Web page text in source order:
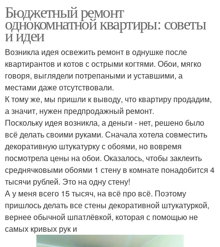
Бюджетный ремонт
однокомнатной квартиры: советы
и идеи
Возникла идея освежить ремонт в однушке после
квартирантов и котов с острыми когтями. Обои, мягко
говоря, выглядели потрепаными и уставшими, а
местами даже отсутствовали.
К тому же, мы пришли к выводу, что квартиру продадим,
а значит, нужен предпродажный ремонт.
Поскольку идея возникла, а деньги - нет, решено было
всё делать своими руками. Сначала хотела совместить
декоративную штукатурку с обоями, но вовремя
посмотрела цены на обои. Оказалось, чтобы заклеить
среднячковыми обоями 1 стену в комнате понадобится 4
тысячи рублей. Это на одну стену!
А у меня всего 15 тысяч, на всё про всё. Поэтому
пришлось делать все стены декоративной штукатуркой,
вернее обычной шпатлёвкой, которая с помощью не
самых кривых рук и